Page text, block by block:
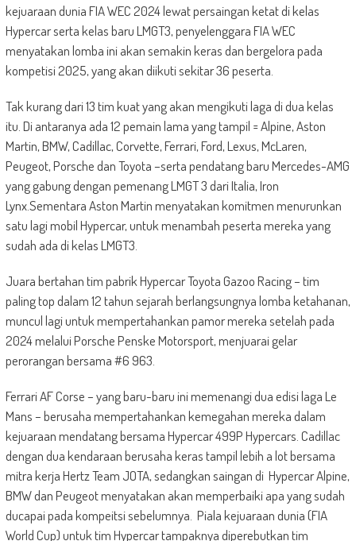
kejuaraan dunia FIA WEC 2024 lewat persaingan ketat di kelas
Hypercar serta kelas baru LMGT3, penyelenggara FIA WEC
menyatakan lomba ini akan semakin keras dan bergelora pada
kompetisi 2025, yang akan diikuti sekitar 36 peserta.
Tak kurang dari 13 tim kuat yang akan mengikuti laga di dua kelas
itu. Di antaranya ada 12 pemain lama yang tampil = Alpine, Aston
Martin, BMW, Cadillac, Corvette, Ferrari, Ford, Lexus, McLaren,
Peugeot, Porsche dan Toyota –serta pendatang baru Mercedes-AMG
yang gabung dengan pemenang LMGT 3 dari Italia, Iron
Lynx.Sementara Aston Martin menyatakan komitmen menurunkan
satu lagi mobil Hypercar, untuk menambah peserta mereka yang
sudah ada di kelas LMGT3.
Juara bertahan tim pabrik Hypercar Toyota Gazoo Racing – tim
paling top dalam 12 tahun sejarah berlangsungnya lomba ketahanan,
muncul lagi untuk mempertahankan pamor mereka setelah pada
2024 melalui Porsche Penske Motorsport, menjuarai gelar
perorangan bersama #6 963.
Ferrari AF Corse – yang baru-baru ini memenangi dua edisi laga Le
Mans – berusaha mempertahankan kemegahan mereka dalam
kejuaraan mendatang bersama Hypercar 499P Hypercars. Cadillac
dengan dua kendaraan berusaha keras tampil lebih a lot bersama
mitra kerja Hertz Team JOTA, sedangkan saingan di Hypercar Alpine,
BMW dan Peugeot menyatakan akan memperbaiki apa yang sudah
ducapai pada kompeitsi sebelumnya. Piala kejuaraan dunia (FIA
World Cup) untuk tim Hypercar tampaknya diperebutkan tim